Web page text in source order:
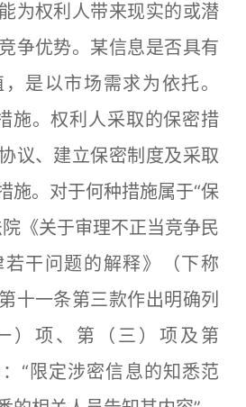
为权利人带来现实的或潜
争优势。某信息是否具有
是以市场需求为依托。
施。权利人采取的保密措
议、建立保密制度及采取
施。对于何种措施属于“保
《关于审理不正当竞争民
干问题的解释》（下称
十一条第三款作出明确列
）项、第（三）项及第
：“限定涉密信息的知悉范